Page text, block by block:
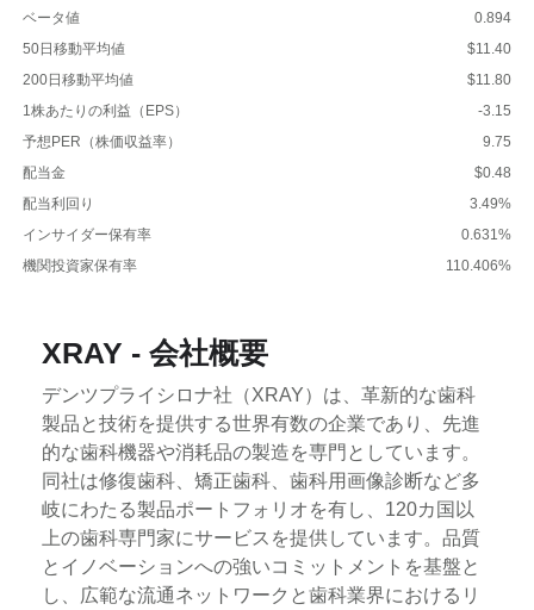
ベータ値
0.894
50日移動平均値
$11.40
200日移動平均値
$11.80
1株あたりの利益（EPS）
-3.15
予想PER（株価収益率）
9.75
配当金
$0.48
配当利回り
3.49%
インサイダー保有率
0.631%
機関投資家保有率
110.406%
XRAY - 会社概要
デンツプライシロナ社（XRAY）は、革新的な歯科
製品と技術を提供する世界有数の企業であり、先進
的な歯科機器や消耗品の製造を専門としています。
同社は修復歯科、矯正歯科、歯科用画像診断など多
岐にわたる製品ポートフォリオを有し、120カ国以
上の歯科専門家にサービスを提供しています。品質
とイノベーションへの強いコミットメントを基盤と
し、広範な流通ネットワークと歯科業界におけるリ